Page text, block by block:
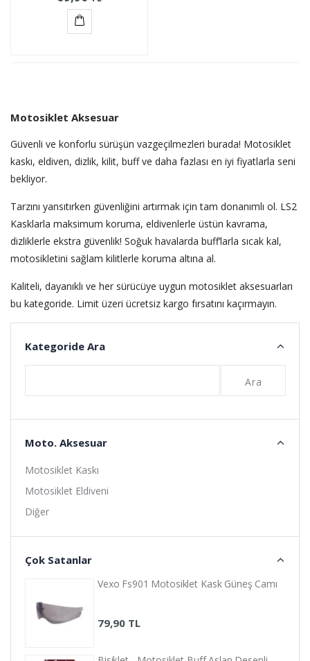
Motosiklet Aksesuar
Güvenli ve konforlu sürüşün vazgeçilmezleri burada! Motosiklet
kaskı, eldiven, dizlik, kilit, buff ve daha fazlası en iyi fiyatlarla seni
bekliyor.
Tarzını yansıtırken güvenliğini artırmak için tam donanımlı ol. LS2
Kasklarla maksimum koruma, eldivenlerle üstün kavrama,
dizliklerle ekstra güvenlik! Soğuk havalarda buff’larla sıcak kal,
motosikletini sağlam kilitlerle koruma altına al.
Kaliteli, dayanıklı ve her sürücüye uygun motosiklet aksesuarları
bu kategoride. Limit üzeri ücretsiz kargo fırsatını kaçırmayın.
Kategoride Ara
Ara
Moto. Aksesuar
Motosiklet Kaskı
Motosiklet Eldiveni
Diğer
Çok Satanlar
Vexo Fs901 Motosiklet Kask Güneş Camı
79,90 TL